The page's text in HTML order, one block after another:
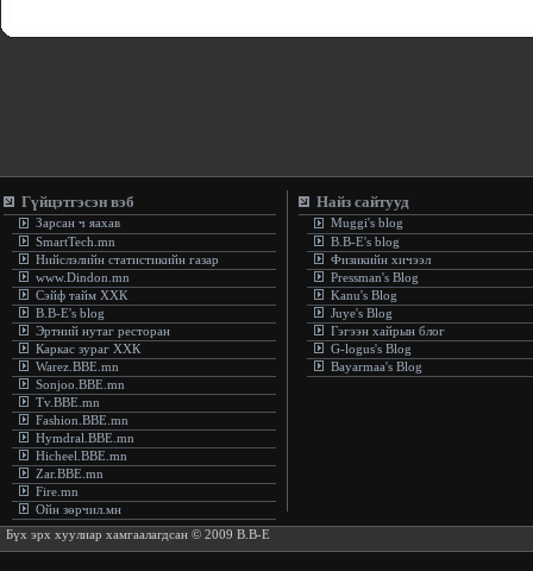
Гүйцэтгэсэн вэб
Зарсан ч яахав
SmartTech.mn
Нийслэлийн статистикийн газар
www.Dindon.mn
Сэйф тайм ХХК
B.B-E's blog
Эртний нутаг ресторан
Каркас зураг ХХК
Warez.BBE.mn
Sonjoo.BBE.mn
Tv.BBE.mn
Fashion.BBE.mn
Hymdral.BBE.mn
Hicheel.BBE.mn
Zar.BBE.mn
Fire.mn
Ойн зөрчил.мн
Найз сайтууд
Muggi's blog
B.B-E's blog
Физикийн хичээл
Pressman's Blog
Kanu's Blog
Juye's Blog
Гэгээн хайрын блог
G-logus's Blog
Bayarmaa's Blog
Бүх эрх хуулиар хамгаалагдсан © 2009 B.B-E